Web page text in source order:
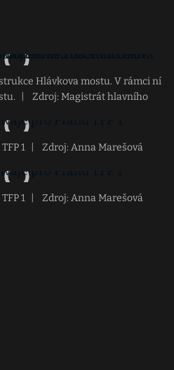
Hlávkova mostu. V rámci ní
Zdroj: Magistrát hlavního
1
Zdroj: Anna Marešová
1
Zdroj: Anna Marešová